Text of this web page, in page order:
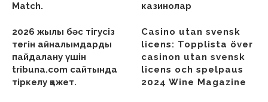
Match.
казинолар
2026 жылы бәс тігусіз
тегін айналымдарды
пайдалану үшін
tribuna.com сайтында
тіркелу қажет.
Casino utan svensk
licens: Topplista över
casinon utan svensk
licens och spelpaus
2024 Wine Magazine